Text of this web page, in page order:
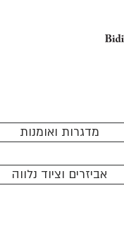
מדגרות ואומנות
אביזרים וציוד נלווה